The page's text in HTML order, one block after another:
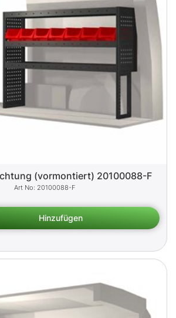
(vormontiert) 20100088-F
20100088-F